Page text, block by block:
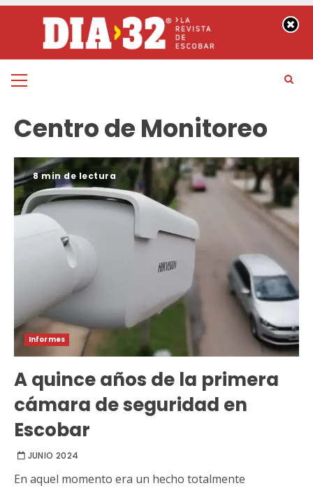
contenido
Menú
Centro de Monitoreo
8 min de lectura
Informes
A quince años de la primera
cámara de seguridad en
Escobar
JUNIO 2024
En aquel momento era un hecho totalmente